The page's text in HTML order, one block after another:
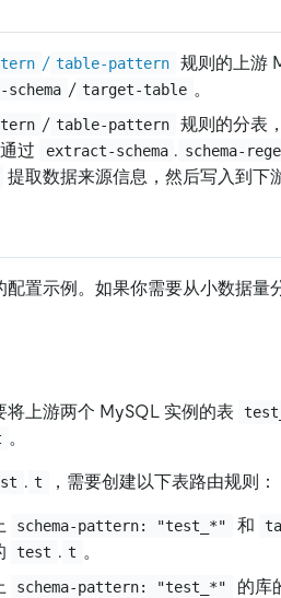
/ table-pattern
规则的上游
/ target-table 。
/ table-pattern 规则的分表
过 extract-schema . schema-
提取数据来源信息，然后写入到下
置示例。如果你需要从小数据量
上游两个 MySQL 实例的表
。
. t ，需要创建以下表路由规则：
schema-pattern: "test_*" 和
test . t 。
schema-pattern: "test_*" 的库